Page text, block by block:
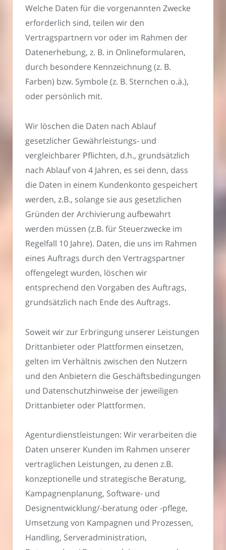
Welche Daten für die vorgenannten Zwecke
erforderlich sind, teilen wir den
Vertragspartnern vor oder im Rahmen der
Datenerhebung, z. B. in Onlineformularen,
durch besondere Kennzeichnung (z. B.
Farben) bzw. Symbole (z. B. Sternchen o.ä.),
oder persönlich mit.
Wir löschen die Daten nach Ablauf
gesetzlicher Gewährleistungs- und
vergleichbarer Pflichten, d.h., grundsätzlich
nach Ablauf von 4 Jahren, es sei denn, dass
die Daten in einem Kundenkonto gespeichert
werden, z.B., solange sie aus gesetzlichen
Gründen der Archivierung aufbewahrt
werden müssen (z.B. für Steuerzwecke im
Regelfall 10 Jahre). Daten, die uns im Rahmen
eines Auftrags durch den Vertragspartner
offengelegt wurden, löschen wir
entsprechend den Vorgaben des Auftrags,
grundsätzlich nach Ende des Auftrags.
Soweit wir zur Erbringung unserer Leistungen
Drittanbieter oder Plattformen einsetzen,
gelten im Verhältnis zwischen den Nutzern
und den Anbietern die Geschäftsbedingungen
und Datenschutzhinweise der jeweiligen
Drittanbieter oder Plattformen.
Agenturdienstleistungen: Wir verarbeiten die
Daten unserer Kunden im Rahmen unserer
vertraglichen Leistungen, zu denen z.B.
konzeptionelle und strategische Beratung,
Kampagnenplanung, Software- und
Designentwicklung/-beratung oder -pflege,
Umsetzung von Kampagnen und Prozessen,
Handling, Serveradministration,